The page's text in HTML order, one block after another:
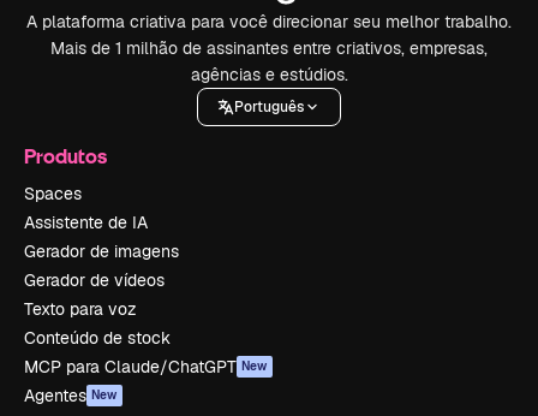
A plataforma criativa para você direcionar seu melhor trabalho.
Mais de 1 milhão de assinantes entre criativos, empresas,
agências e estúdios.
Português
Produtos
Spaces
Assistente de IA
Gerador de imagens
Gerador de vídeos
Texto para voz
Conteúdo de stock
MCP para Claude/ChatGPT New
Agentes New